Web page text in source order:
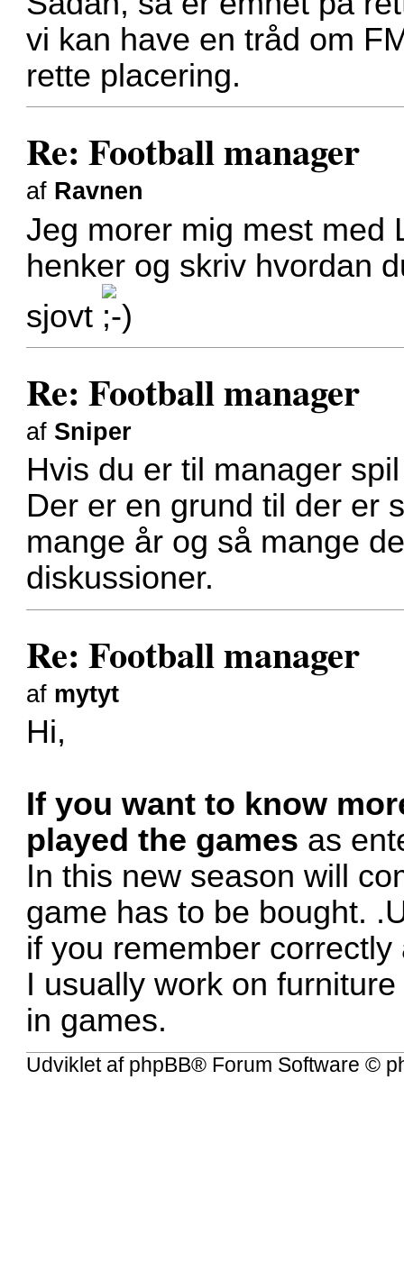
vi kan have en tråd om
rette placering.
Re: Football manager
af Ravnen
Jeg morer mig mest med
henker og skriv hvordan
sjovt
Re: Football manager
af Sniper
Hvis du er til manager
Der er en grund til der er
mange år og så mange
diskussioner.
Re: Football manager
af mytyt
Hi,
If you want to know
played the games as
In this new season will
game has to be bought.
if you remember
I usually work on
in games.
Udviklet af phpBB® Forum Software ©